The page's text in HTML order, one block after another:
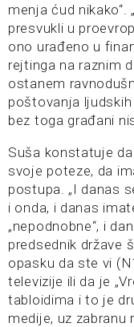
menja ćud
presvukli u
ono urađeno u
rejtinga na raznim
ostanem
poštovanja
bez toga građani
Suša konstatuje
svoje poteze, da
postupa. „I danas
i onda, i danas
„nepodnobne“, i
predsednik države
opasku da ste vi
televizije ili da je
tabloidima i to je
medije, uz zabranu